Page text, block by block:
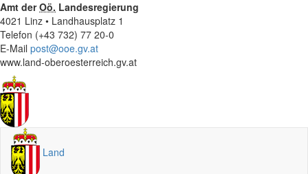
Amt derOö. Landesregierung
4021 Linz • Landhausplatz 1
Telefon (+43 732) 77 20-0
E-Mail post@ooe.gv.at
www.land-oberoesterreich.gv.at
Land